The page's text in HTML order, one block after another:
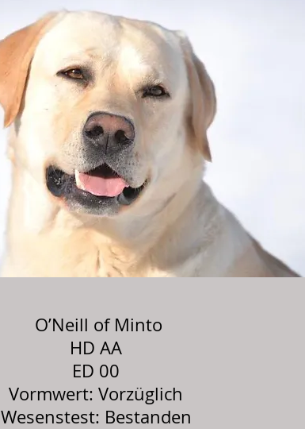
O’Neill of Minto
HD AA
ED 00
Vormwert: Vorzüglich
Wesenstest: Bestanden